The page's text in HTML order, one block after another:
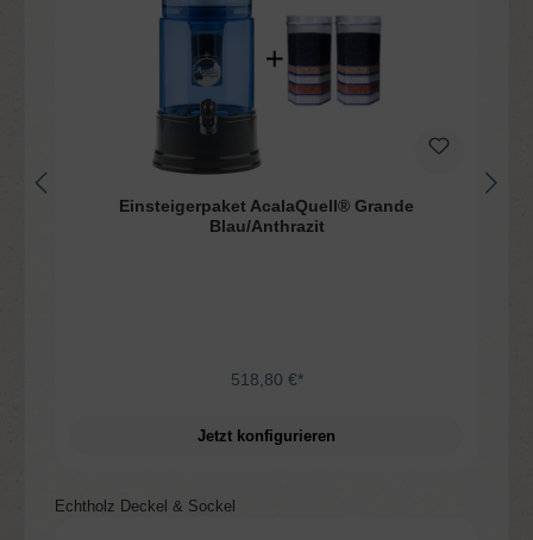
Einsteigerpaket AcalaQuell® Grande
Blau/Anthrazit
518,80 €*
Jetzt konfigurieren
Produktgalerie überspringen
Echtholz Deckel & Sockel